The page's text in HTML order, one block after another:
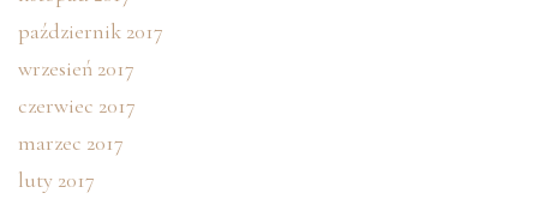
październik 2017
wrzesień 2017
czerwiec 2017
marzec 2017
luty 2017